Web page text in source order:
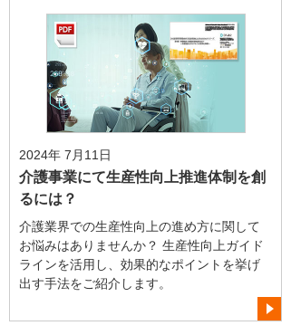
2024年 7月11日
介護事業にて生産性向上推進体制を創
るには？
介護業界での生産性向上の進め方に関して
お悩みはありませんか？ 生産性向上ガイド
ラインを活用し、効果的なポイントを挙げ
出す手法をご紹介します。